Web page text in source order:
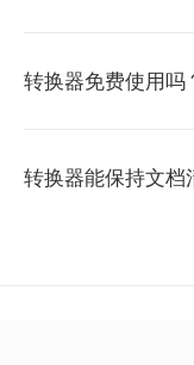
转换器免费使用吗
转换器能保持文档